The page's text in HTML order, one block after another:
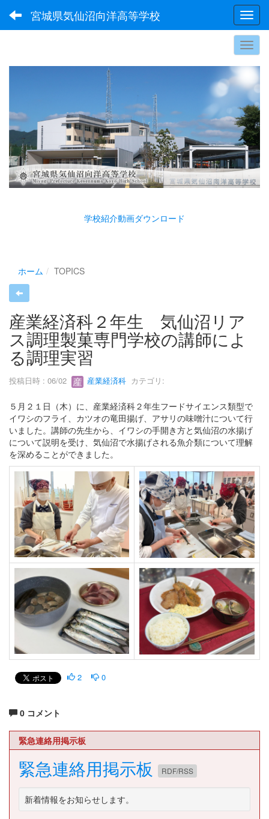
宮城県気仙沼向洋高等学校
学校紹介動画ダウンロード
ホーム TOPICS
産業経済科２年生 気仙沼リア
ス調理製菓専門学校の講師によ
る調理実習
投稿日時 : 06/02 産業経済科 カテゴリ:
５月２１日（木）に、産業経済科２年生フードサイエンス類型で
イワシのフライ、カツオの竜田揚げ、アサリの味噌汁について行
いました。講師の先生から、イワシの手開き方と気仙沼の水揚げ
について説明を受け、気仙沼で水揚げされる魚介類について理解
を深めることができました。
2 0
0 コメント
緊急連絡用掲示板
緊急連絡用掲示板 RDF/RSS
新着情報をお知らせします。